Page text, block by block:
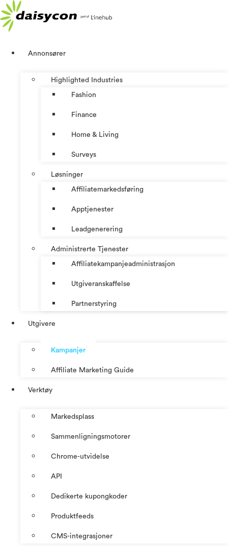
Skip
to
content
Annonsører
Highlighted Industries
Fashion
Finance
Home & Living
Surveys
Løsninger
Affiliatemarkedsføring
Apptjenester
Leadgenerering
Administrerte Tjenester
Affiliatekampanjeadministrasjon
Utgiveranskaffelse
Partnerstyring
Utgivere
Kampanjer
Affiliate Marketing Guide
Verktøy
Markedsplass
Sammenligningsmotorer
Chrome-utvidelse
API
Dedikerte kupongkoder
Produktfeeds
CMS-integrasjoner